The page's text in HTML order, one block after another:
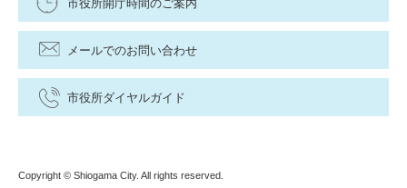
市役所開庁時間のご案内
メールでのお問い合わせ
市役所ダイヤルガイド
Copyright © Shiogama City. All rights reserved.